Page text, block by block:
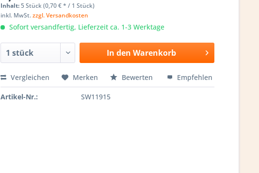
Inhalt:5 Stück (0,70 € * / 1 Stück)
inkl. MwSt.zzgl. Versandkosten
Sofort versandfertig, Lieferzeit ca. 1-3 Werktage
In den Warenkorb
Vergleichen Merken Bewerten Empfehlen
Artikel-Nr.: SW11915